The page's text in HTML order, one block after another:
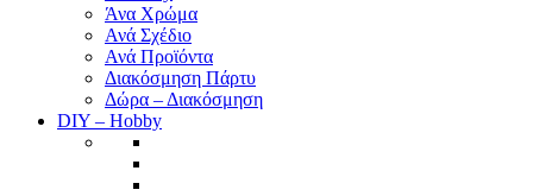
Άνα Χρώμα
Ανά Σχέδιο
Ανά Προϊόντα
Διακόσμηση Πάρτυ
Δώρα – Διακόσμηση
DIY – Hobby